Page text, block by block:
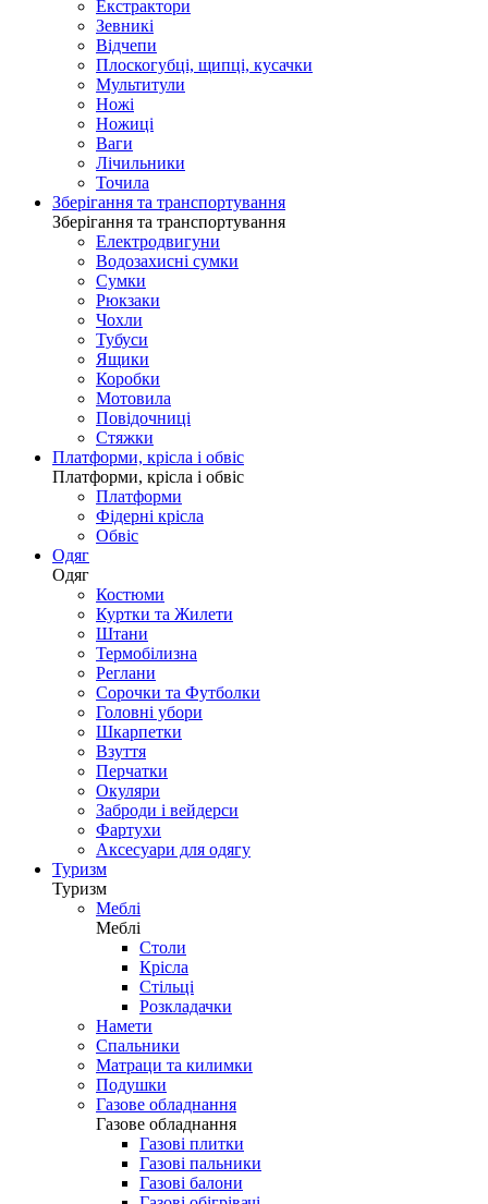
Екстрактори
Зевникі
Відчепи
Плоскогубці, щипці, кусачки
Мультитули
Ножі
Ножиці
Ваги
Лічильники
Точила
Зберігання та транспортування
Зберігання та транспортування
Електродвигуни
Водозахисні сумки
Сумки
Рюкзаки
Чохли
Тубуси
Ящики
Коробки
Мотовила
Повідочниці
Стяжки
Платформи, крісла і обвіс
Платформи, крісла і обвіс
Платформи
Фідерні крісла
Обвіс
Одяг
Одяг
Костюми
Куртки та Жилети
Штани
Термобілизна
Реглани
Сорочки та Футболки
Головні убори
Шкарпетки
Взуття
Перчатки
Окуляри
Заброди і вейдерси
Фартухи
Аксесуари для одягу
Туризм
Туризм
Меблі
Меблі
Столи
Крісла
Стільці
Розкладачки
Намети
Спальники
Матраци та килимки
Подушки
Газове обладнання
Газове обладнання
Газові плитки
Газові пальники
Газові балони